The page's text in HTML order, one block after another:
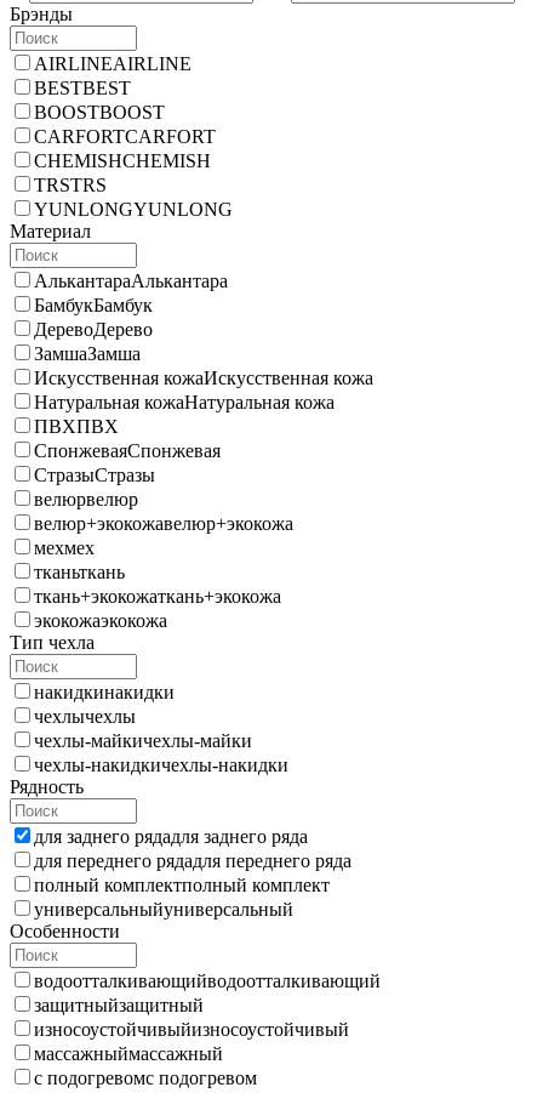
Брэнды
AIRLINEAIRLINE
BESTBEST
BOOSTBOOST
CARFORTCARFORT
CHEMISHCHEMISH
TRSTRS
YUNLONGYUNLONG
Материал
АлькантараАлькантара
БамбукБамбук
ДеревоДерево
ЗамшаЗамша
Искусственная кожаИскусственная кожа
Натуральная кожаНатуральная кожа
ПВХПВХ
СпонжеваяСпонжевая
СтразыСтразы
велюрвелюр
велюр+экокожавелюр+экокожа
мехмех
тканьткань
ткань+экокожаткань+экокожа
экокожаэкокожа
Тип чехла
накидкинакидки
чехлычехлы
чехлы-майкичехлы-майки
чехлы-накидкичехлы-накидки
Рядность
для заднего рядадля заднего ряда
для переднего рядадля переднего ряда
полный комплектполный комплект
универсальныйуниверсальный
Особенности
водоотталкивающийводоотталкивающий
защитныйзащитный
износоустойчивыйизносоустойчивый
массажныймассажный
с подогревомс подогревом